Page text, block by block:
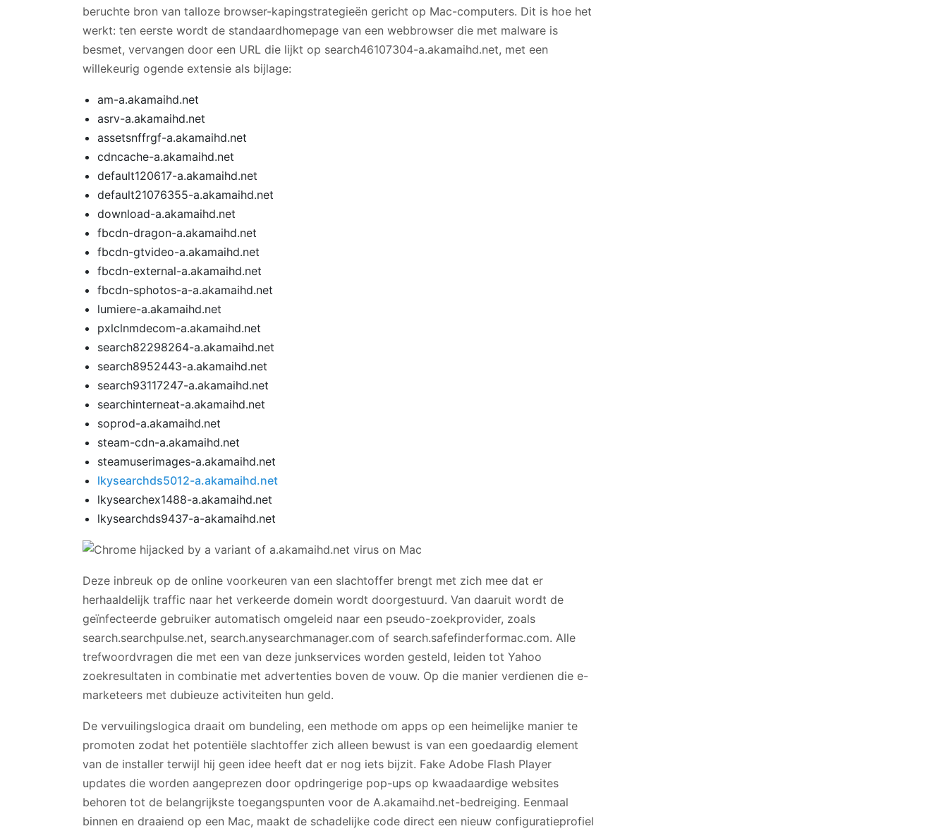
beruchte bron van talloze browser-kapingstrategieën gericht op Mac-computers. Dit is hoe het
werkt: ten eerste wordt de standaardhomepage van een webbrowser die met malware is
besmet, vervangen door een URL die lijkt op search46107304-a.akamaihd.net, met een
willekeurig ogende extensie als bijlage:
am-a.akamaihd.net
asrv-a.akamaihd.net
assetsnffrgf-a.akamaihd.net
cdncache-a.akamaihd.net
default120617-a.akamaihd.net
default21076355-a.akamaihd.net
download-a.akamaihd.net
fbcdn-dragon-a.akamaihd.net
fbcdn-gtvideo-a.akamaihd.net
fbcdn-external-a.akamaihd.net
fbcdn-sphotos-a-a.akamaihd.net
lumiere-a.akamaihd.net
pxlclnmdecom-a.akamaihd.net
search82298264-a.akamaihd.net
search8952443-a.akamaihd.net
search93117247-a.akamaihd.net
searchinterneat-a.akamaihd.net
soprod-a.akamaihd.net
steam-cdn-a.akamaihd.net
steamuserimages-a.akamaihd.net
lkysearchds5012-a.akamaihd.net
lkysearchex1488-a.akamaihd.net
lkysearchds9437-a-akamaihd.net
Deze inbreuk op de online voorkeuren van een slachtoffer brengt met zich mee dat er
herhaaldelijk traffic naar het verkeerde domein wordt doorgestuurd. Van daaruit wordt de
geïnfecteerde gebruiker automatisch omgeleid naar een pseudo-zoekprovider, zoals
search.searchpulse.net, search.anysearchmanager.com of search.safefinderformac.com. Alle
trefwoordvragen die met een van deze junkservices worden gesteld, leiden tot Yahoo
zoekresultaten in combinatie met advertenties boven de vouw. Op die manier verdienen die e-
marketeers met dubieuze activiteiten hun geld.
De vervuilingslogica draait om bundeling, een methode om apps op een heimelijke manier te
promoten zodat het potentiële slachtoffer zich alleen bewust is van een goedaardig element
van de installer terwijl hij geen idee heeft dat er nog iets bijzit. Fake Adobe Flash Player
updates die worden aangeprezen door opdringerige pop-ups op kwaadaardige websites
behoren tot de belangrijkste toegangspunten voor de A.akamaihd.net-bedreiging. Eenmaal
binnen en draaiend op een Mac, maakt de schadelijke code direct een nieuw configuratieprofiel